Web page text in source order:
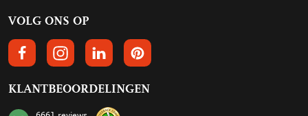
VOLG ONS OP
VOLGS ONS OP FACEBOOK
VOLG ONS OP INSTAGRAM
VOLG ONS OP LINKEDIN
VOLG ONS OP PINTEREST
KLANTBEOORDELINGEN